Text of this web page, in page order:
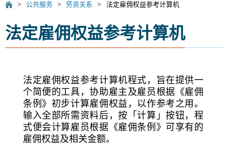
> 公共服务 > 劳资关系 > 法定雇佣权益参考计算机
法定雇佣权益参考计算机
法定雇佣权益参考计算机程式，旨在提供一
个简便的工具，协助雇主及雇员根据《雇佣
条例》初步计算雇佣权益，以作参考之用。
输入全部所需资料后，按「计算」按钮，程
式便会计算雇员根据《雇佣条例》可享有的
雇佣权益及相关金额。